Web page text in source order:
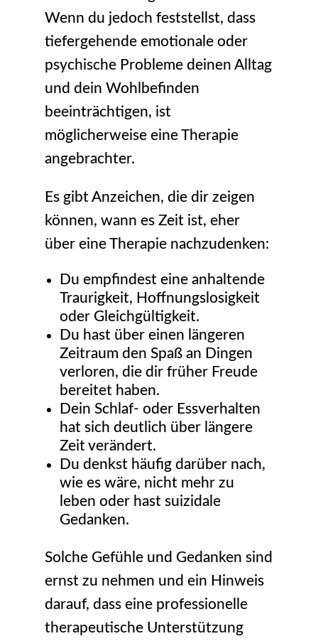
Wenn du jedoch feststellst, dass
tiefergehende emotionale oder
psychische Probleme deinen Alltag
und dein Wohlbefinden
beeinträchtigen, ist
möglicherweise eine Therapie
angebrachter.
Es gibt Anzeichen, die dir zeigen
können, wann es Zeit ist, eher
über eine Therapie nachzudenken:
Du empfindest eine anhaltende
Traurigkeit, Hoffnungslosigkeit
oder Gleichgültigkeit.
Du hast über einen längeren
Zeitraum den Spaß an Dingen
verloren, die dir früher Freude
bereitet haben.
Dein Schlaf- oder Essverhalten
hat sich deutlich über längere
Zeit verändert.
Du denkst häufig darüber nach,
wie es wäre, nicht mehr zu
leben oder hast suizidale
Gedanken.
Solche Gefühle und Gedanken sind
ernst zu nehmen und ein Hinweis
darauf, dass eine professionelle
therapeutische Unterstützung